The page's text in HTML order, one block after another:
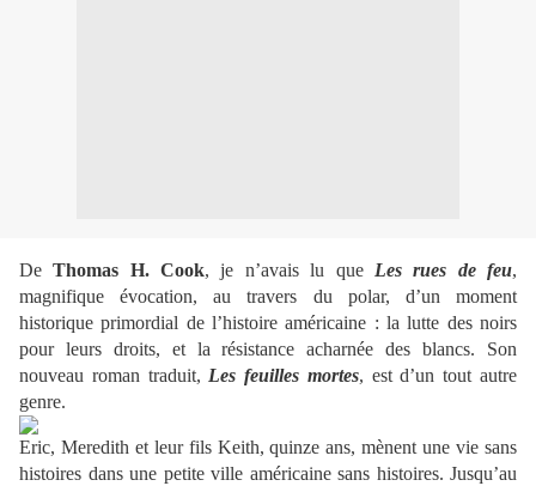
DeThomas H. Cook, je n’avais lu que Les rues de feu,
magnifique évocation, au travers du polar, d’un moment
historique primordial de l’histoire américaine : la lutte des noirs
pour leurs droits, et la résistance acharnée des blancs. Son
nouveau roman traduit, Les feuilles mortes, est d’un tout autre
genre.
Eric, Meredith et leur fils Keith, quinze ans, mènent une vie sans
histoires dans une petite ville américaine sans histoires. Jusqu’au